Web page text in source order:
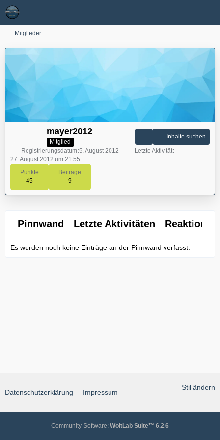
Mitglieder
mayer2012
Mitglied
Punkte
45
Beiträge
9
Inhalte suchen
Registrierungsdatum 5. August 2012
Letzte Aktivität
27. August 2012 um 21:55
Pinnwand Letzte Aktivitäten Reaktionen
Es wurden noch keine Einträge an der Pinnwand verfasst.
Stil ändern
Datenschutzerklärung Impressum
Community-Software: WoltLab Suite™ 6.2.6